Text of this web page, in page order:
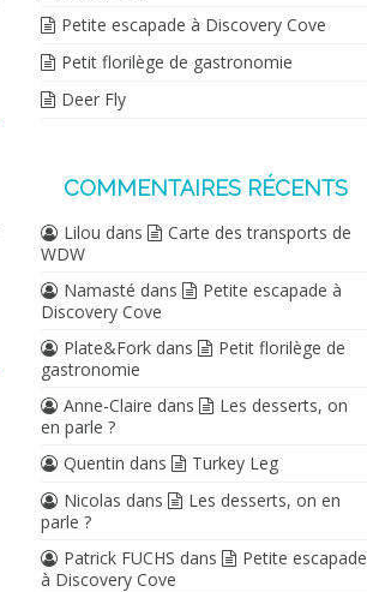
Petite escapade à Discovery Cove
Petit florilège de gastronomie
Deer Fly
COMMENTAIRES RÉCENTS
Lilou dans
Carte des transports de
WDW
Namasté dans
Petite escapade à
Discovery Cove
Plate&Fork dans
Petit florilège de
gastronomie
Anne-Claire dans
Les desserts, on
en parle ?
Quentin dans
Turkey Leg
Nicolas dans
Les desserts, on en
parle ?
Patrick FUCHS dans
Petite escapade
à Discovery Cove